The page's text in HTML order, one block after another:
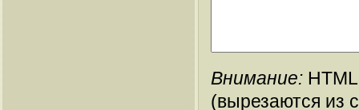
Внимание:
(вырезаются из